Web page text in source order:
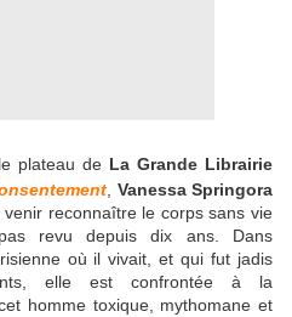
plateau de La Grande Librairie
Vanessa Springora
reconnaître le corps sans vie
revu depuis dix ans. Dans
où il vivait, et qui fut jadis
elle est confrontée à la
homme toxique, mythomane et